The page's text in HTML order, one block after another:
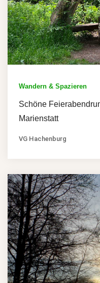
Wandern & Spazieren
Schöne
Marienstatt
VG Hachenburg